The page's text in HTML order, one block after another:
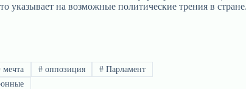
указывает на возможные политические трения в стране.
мечта #оппозиция # Парламент